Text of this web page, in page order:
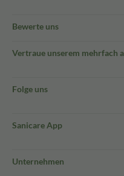
Bewerte uns
Vertraue unserem mehrfach
Folge uns
Sanicare App
Unternehmen